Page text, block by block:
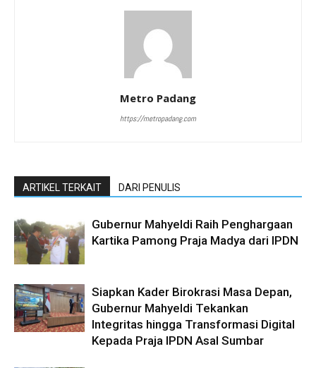
Metro Padang
https://metropadang.com
ARTIKEL TERKAIT DARI PENULIS
Gubernur Mahyeldi Raih Penghargaan
Kartika Pamong Praja Madya dari IPDN
Siapkan Kader Birokrasi Masa Depan,
Gubernur Mahyeldi Tekankan
Integritas hingga Transformasi Digital
Kepada Praja IPDN Asal Sumbar